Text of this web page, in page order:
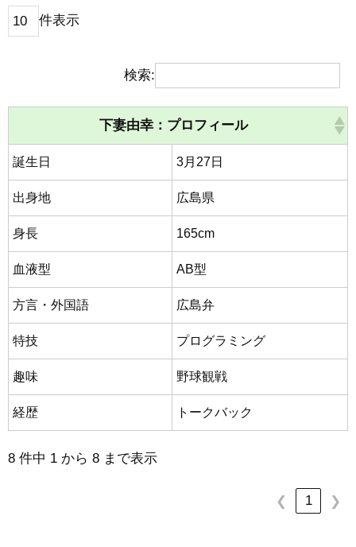
件表示
検索:
下妻由幸：プロフィール
誕生日 3月27日
出身地 広島県
身長 165cm
血液型 AB型
方言・外国語 広島弁
特技 プログラミング
趣味 野球観戦
経歴 トークバック
8 件中 1 から 8 まで表示
❮ 1 ❯